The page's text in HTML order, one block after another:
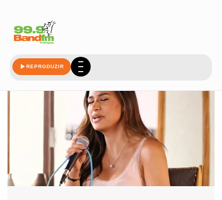
REPRODUZIR